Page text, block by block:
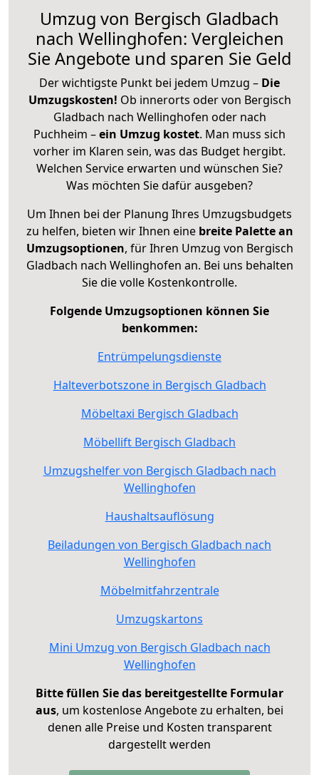
Umzug von Bergisch Gladbach
nach Wellinghofen: Vergleichen
Sie Angebote und sparen Sie Geld
Der wichtigste Punkt bei jedem Umzug – Die
Umzugskosten! Ob innerorts oder von Bergisch
Gladbach nach Wellinghofen oder nach
Puchheim –ein Umzug kostet. Man muss sich
vorher im Klaren sein, was das Budget hergibt.
Welchen Service erwarten und wünschen Sie?
Was möchten Sie dafür ausgeben?
Um Ihnen bei der Planung Ihres Umzugsbudgets
zu helfen, bieten wir Ihnen eine breite Palette an
Umzugsoptionen, für Ihren Umzug von Bergisch
Gladbach nach Wellinghofen an. Bei uns behalten
Sie die volle Kostenkontrolle.
Folgende Umzugsoptionen können Sie
benkommen:
Entrümpelungsdienste
Halteverbotszone in Bergisch Gladbach
Möbeltaxi Bergisch Gladbach
Möbellift Bergisch Gladbach
Umzugshelfer von Bergisch Gladbach nach
Wellinghofen
Haushaltsauflösung
Beiladungen von Bergisch Gladbach nach
Wellinghofen
Möbelmitfahrzentrale
Umzugskartons
Mini Umzug von Bergisch Gladbach nach
Wellinghofen
Bitte füllen Sie das bereitgestellte Formular
aus, um kostenlose Angebote zu erhalten, bei
denen alle Preise und Kosten transparent
dargestellt werden